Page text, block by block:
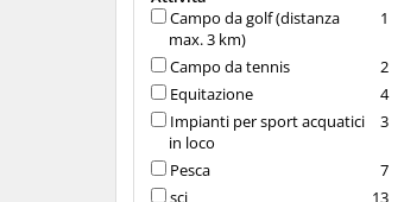
1
Campo da golf (distanza
max. 3 km)
2
Campo da tennis
4
Equitazione
3
Impianti per sport acquatici
in loco
7
Pesca
13
sci